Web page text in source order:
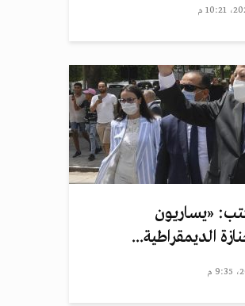
«يساريون
الديمقراطية...